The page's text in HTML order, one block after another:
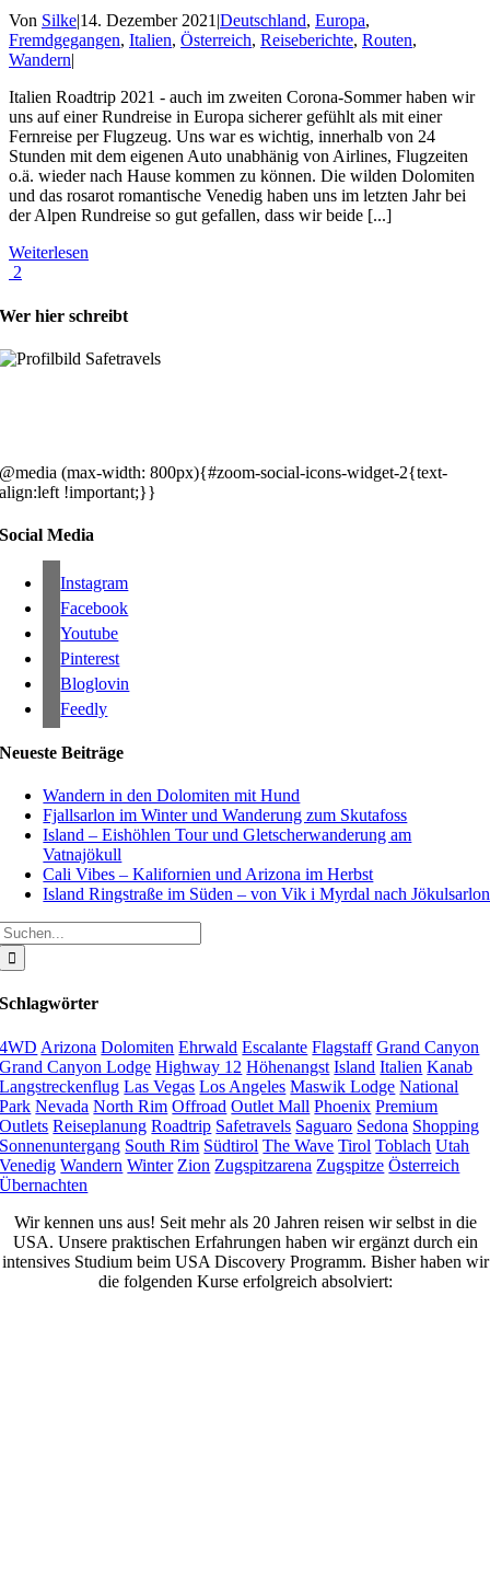
Von Silke|14. Dezember 2021|Deutschland, Europa,
Fremdgegangen, Italien, Österreich, Reiseberichte, Routen,
Wandern|
Italien Roadtrip 2021 - auch im zweiten Corona-Sommer haben wir
uns auf einer Rundreise in Europa sicherer gefühlt als mit einer
Fernreise per Flugzeug. Uns war es wichtig, innerhalb von 24
Stunden mit dem eigenen Auto unabhänig von Airlines, Flugzeiten
o.ä. wieder nach Hause kommen zu können. Die wilden Dolomiten
und das rosarot romantische Venedig haben uns im letzten Jahr bei
der Alpen Rundreise so gut gefallen, dass wir beide [...]
Weiterlesen
2
Wer hier schreibt
@media (max-width: 800px){#zoom-social-icons-widget-2{text-
align:left !important;}}
Social Media
Instagram
Facebook
Youtube
Pinterest
Bloglovin
Feedly
Neueste Beiträge
Wandern in den Dolomiten mit Hund
Fjallsarlon im Winter und Wanderung zum Skutafoss
Island – Eishöhlen Tour und Gletscherwanderung am
Vatnajökull
Cali Vibes – Kalifornien und Arizona im Herbst
Island Ringstraße im Süden – von Vik i Myrdal nach Jökulsarlon
Schlagwörter
4WD Arizona Dolomiten Ehrwald Escalante Flagstaff Grand Canyon
Grand Canyon Lodge Highway 12 Höhenangst Island Italien Kanab
Langstreckenflug Las Vegas Los Angeles Maswik Lodge National
Park Nevada North Rim Offroad Outlet Mall Phoenix Premium
Outlets Reiseplanung Roadtrip Safetravels Saguaro Sedona Shopping
Sonnenuntergang South Rim Südtirol The Wave Tirol Toblach Utah
Venedig Wandern Winter Zion Zugspitzarena Zugspitze Österreich
Übernachten
Wir kennen uns aus! Seit mehr als 20 Jahren reisen wir selbst in die
USA. Unsere praktischen Erfahrungen haben wir ergänzt durch ein
intensives Studium beim USA Discovery Programm. Bisher haben wir
die folgenden Kurse erfolgreich absolviert: